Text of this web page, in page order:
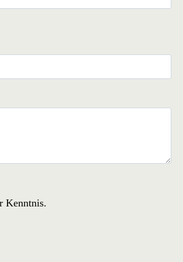
Kenntnis.